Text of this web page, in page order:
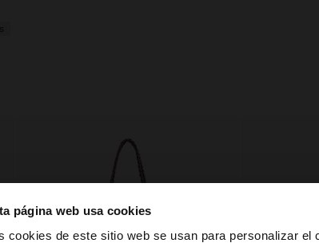
página web usa cookies
cookies de este sitio web se usan para personalizar
hola